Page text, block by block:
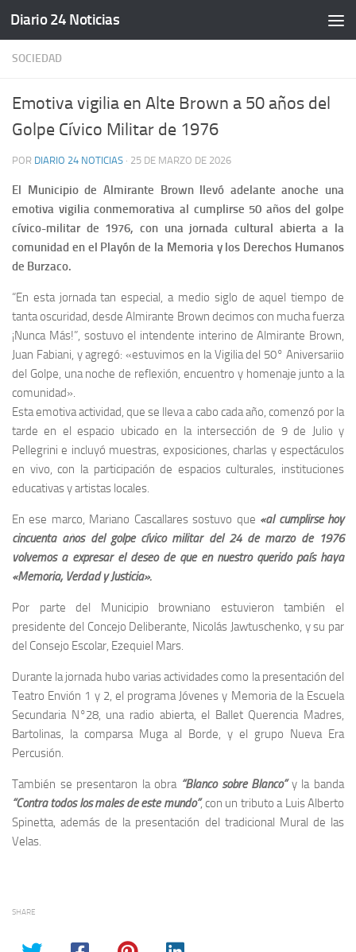
Saltar al contenido
Diario 24 Noticias
SOCIEDAD
Emotiva vigilia en Alte Brown a 50 años del
Golpe Cívico Militar de 1976
POR DIARIO 24 NOTICIAS · 25 DE MARZO DE 2026
El Municipio de Almirante Brown llevó adelante anoche una
emotiva vigilia conmemorativa al cumplirse 50 años del golpe
cívico-militar de 1976, con una jornada cultural abierta a la
comunidad en el Playón de la Memoria y los Derechos Humanos
de Burzaco.
“En esta jornada tan especial, a medio siglo de aquel tiempo de
tanta oscuridad, desde Almirante Brown decimos con mucha fuerza
¡Nunca Más!”, sostuvo el intendente interino de Almirante Brown,
Juan Fabiani, y agregó: «estuvimos en la Vigilia del 50° Aniversariio
del Golpe, una noche de reflexión, encuentro y homenaje junto a la
comunidad».
Esta emotiva actividad, que se lleva a cabo cada año, comenzó por la
tarde en el espacio ubicado en la intersección de 9 de Julio y
Pellegrini e incluyó muestras, exposiciones, charlas y espectáculos
en vivo, con la participación de espacios culturales, instituciones
educativas y artistas locales.
En ese marco, Mariano Cascallares sostuvo que «al cumplirse hoy
cincuenta años del golpe cívico militar del 24 de marzo de 1976
volvemos a expresar el deseo de que en nuestro querido país haya
«Memoria, Verdad y Justicia».
Por parte del Municipio browniano estuvieron también el
presidente del Concejo Deliberante, Nicolás Jawtuschenko, y su par
del Consejo Escolar, Ezequiel Mars.
Durante la jornada hubo varias actividades como la presentación del
Teatro Envión 1 y 2, el programa Jóvenes y Memoria de la Escuela
Secundaria N°28, una radio abierta, el Ballet Querencia Madres,
Bartolinas, la comparsa Muga al Borde, y el grupo Nueva Era
Percusión.
También se presentaron la obra “Blanco sobre Blanco”y la banda
“Contra todos los males de este mundo”, con un tributo a Luis Alberto
Spinetta, además de la presentación del tradicional Mural de las
Velas.
SHARE